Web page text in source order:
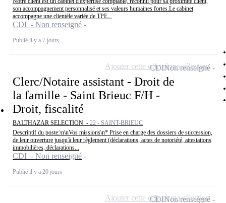
son accompagnement personnalisé et ses valeurs humaines fortes.Le cabinet
accompagne une clientèle variée de TPE...
CDI - Non renseigné
Publié il y a 7 jours
Clerc/Notaire assistant - Droit de
la famille - Saint Brieuc F/H -
Droit, fiscalité
BALTHAZAR SELECTION - 22 - SAINT-BRIEUC
Descriptif du poste:\n\nVos missions\n* Prise en charge des dossiers de succession,
de leur ouverture jusqu'à leur règlement (déclarations, actes de notoriété, attestations
immobilières, déclarations...
CDI - Non renseigné
Publié il y a 20 jours
CDINon renseigné
Ajouter cette offre à ma sélection
CDINon renseigné
Ajouter cette offre à ma sélection